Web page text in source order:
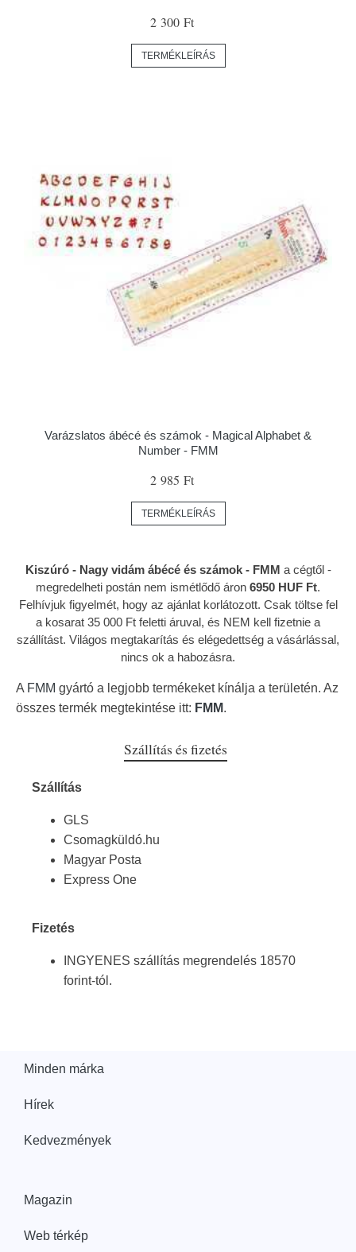
2 300 Ft
TERMÉKLEÍRÁS
Varázslatos ábécé és számok - Magical Alphabet &
Number - FMM
2 985 Ft
TERMÉKLEÍRÁS
Kiszúró - Nagy vidám ábécé és számok - FMM a cégtől -
megredelheti postán nem ismétlődő áron 6950 HUF Ft.
Felhívjuk figyelmét, hogy az ajánlat korlátozott. Csak töltse fel
a kosarat 35 000 Ft feletti áruval, és NEM kell fizetnie a
szállítást. Világos megtakarítás és elégedettség a vásárlással,
nincs ok a habozásra.
A FMM gyártó a legjobb termékeket kínálja a területén. Az
összes termék megtekintése itt: FMM.
Szállítás és fizetés
Szállítás
GLS
Csomagküldó.hu
Magyar Posta
Express One
Fizetés
INGYENES szállítás megrendelés 18570
forint-tól.
Minden márka
Hírek
Kedvezmények
Magazin
Web térkép